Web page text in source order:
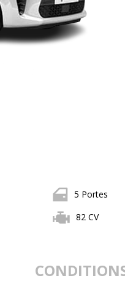
5 Portes
82 CV